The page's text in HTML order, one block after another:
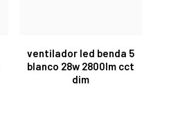
ventilador led benda 5
blanco 28w 2800lm cct
dim